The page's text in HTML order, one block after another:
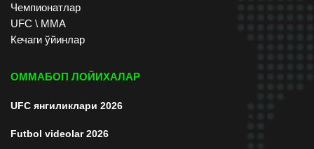
Чемпионатлар
UFC \ ММА
Кечаги ўйинлар
ОММАБОП ЛОЙИХАЛАР
UFC янгиликлари 2026
Futbol videolar 2026